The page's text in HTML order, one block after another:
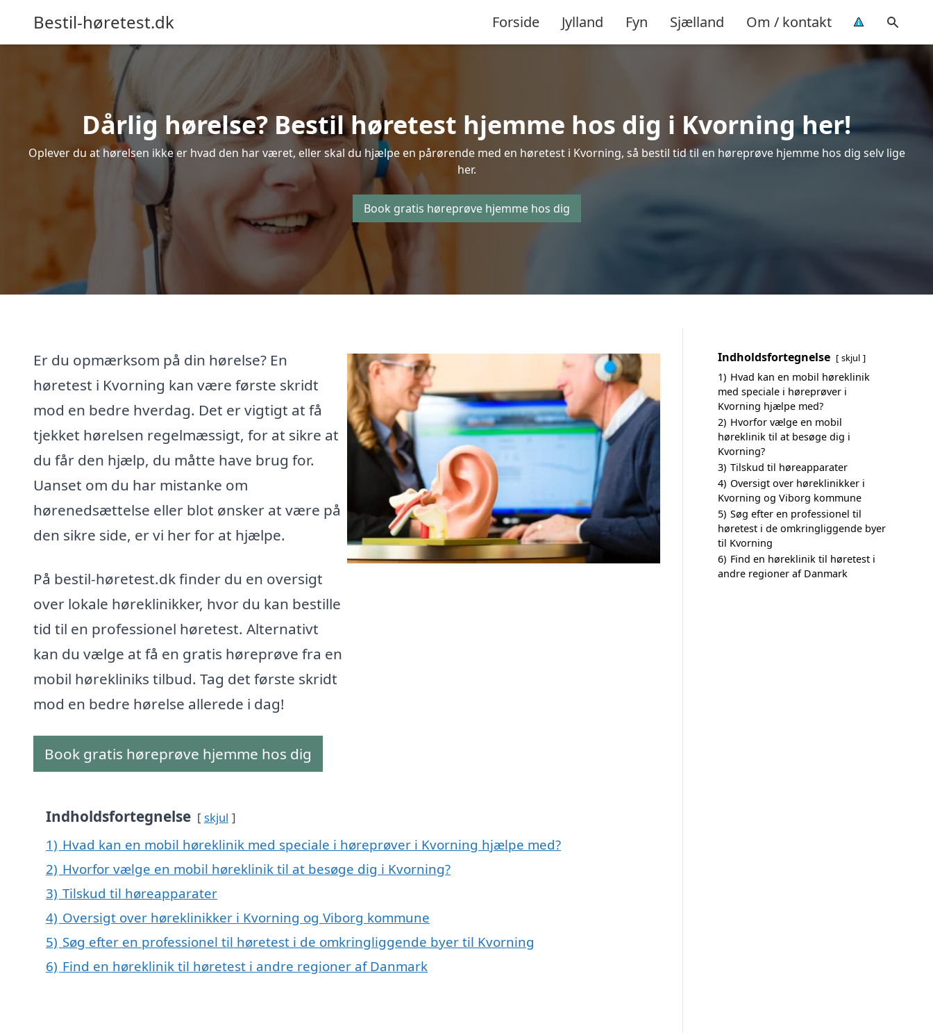
Bestil-høretest.dk Forside Jylland Fyn Sjælland Om / kontakt
Dårlig hørelse? Bestil høretest hjemme hos dig i Kvorning her!
Oplever du at hørelsen ikke er hvad den har været, eller skal du hjælpe en pårørende med en høretest i Kvorning, så bestil tid til en høreprøve hjemme hos dig selv lige
her.
Book gratis høreprøve hjemme hos dig
Er du opmærksom på din hørelse? En
høretest i Kvorning kan være første skridt
mod en bedre hverdag. Det er vigtigt at få
tjekket hørelsen regelmæssigt, for at sikre at
du får den hjælp, du måtte have brug for.
Uanset om du har mistanke om
hørenedsættelse eller blot ønsker at være på
den sikre side, er vi her for at hjælpe.
På bestil-høretest.dk finder du en oversigt
over lokale høreklinikker, hvor du kan bestille
tid til en professionel høretest. Alternativt
kan du vælge at få en gratis høreprøve fra en
mobil hørekliniks tilbud. Tag det første skridt
mod en bedre hørelse allerede i dag!
Book gratis høreprøve hjemme hos dig
Indholdsfortegnelse skjul
1) Hvad kan en mobil høreklinik med speciale i høreprøver i Kvorning hjælpe med?
2) Hvorfor vælge en mobil høreklinik til at besøge dig i Kvorning?
3) Tilskud til høreapparater
4) Oversigt over høreklinikker i Kvorning og Viborg kommune
5) Søg efter en professionel til høretest i de omkringliggende byer til Kvorning
6) Find en høreklinik til høretest i andre regioner af Danmark
Indholdsfortegnelse skjul
1) Hvad kan en mobil høreklinik
med speciale i høreprøver i
Kvorning hjælpe med?
2) Hvorfor vælge en mobil
høreklinik til at besøge dig i
Kvorning?
3) Tilskud til høreapparater
4) Oversigt over høreklinikker i
Kvorning og Viborg kommune
5) Søg efter en professionel til
høretest i de omkringliggende byer
til Kvorning
6) Find en høreklinik til høretest i
andre regioner af Danmark